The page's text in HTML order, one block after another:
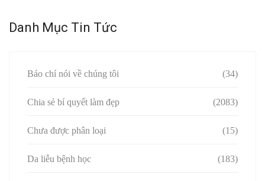
Danh Mục Tin Tức
Báo chí nói về chúng tôi (34)
Chia sẻ bí quyết làm đẹp (2083)
Chưa được phân loại (15)
Da liễu bệnh học (183)